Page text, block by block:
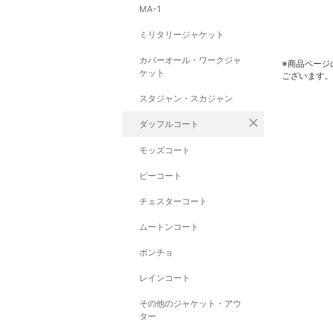
MA-1
ミリタリージャケット
カバーオール・ワークジャ
ケット
スタジャン・スカジャン
ダッフルコート close
モッズコート
ピーコート
チェスターコート
ムートンコート
ポンチョ
レインコート
その他のジャケット・アウ
ター
※商品ページ
ございます